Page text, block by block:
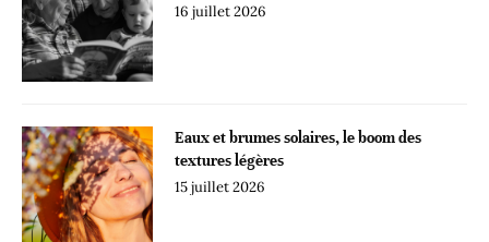
16 juillet 2026
Eaux et brumes solaires, le boom des
textures légères
15 juillet 2026